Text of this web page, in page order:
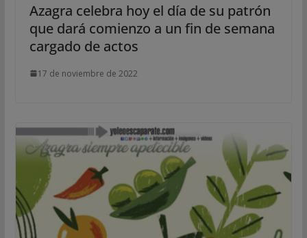
Azagra celebra hoy el día de su patrón
que dará comienzo a un fin de semana
cargado de actos
17 de noviembre de 2022